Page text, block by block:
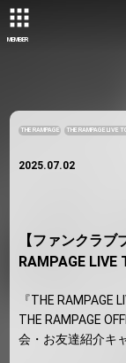
MEMBER
THE RAMPAGE THE RAMPAGE LIVE
2025.07.02
【ファンクラ
RAMPAGE LIVE
『THE RAMPAGE
THE RAMPAGE
会・お友達紹介キ